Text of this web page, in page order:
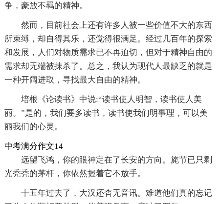
争，豪放不羁的精神。
然而，目前社会上还有许多人被一些价值不大的东西
所束缚，却自得其乐，还觉得很满足。经过几百年的探索
和发展，人们对物质需求已不再迫切，但对于精神自由的
需求却无端被抹杀了。总之，我认为现代人最缺乏的就是
一种开阔进取，寻找最大自由的精神。
培根《论读书》中说:“读书使人明智，读书使人美
丽。”是的，我们要多读书，读书使我们明事理，可以美
丽我们的心灵。
中考满分作文14
远望飞鸿，你的眼神定在了长安的方向。旄节已只剩
光秃秃的茅杆，你依然握着它不放手。
十五年过去了，大汉还杳无音讯。难道他们真的忘记